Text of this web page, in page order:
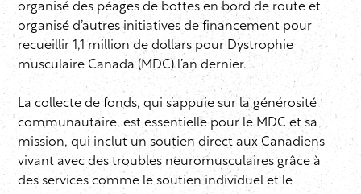
organisé des péages de bottes en bord de route et
organisé d’autres initiatives de financement pour
recueillir 1,1 million de dollars pour Dystrophie
musculaire Canada (MDC) l’an dernier.
La collecte de fonds, qui s’appuie sur la générosité
communautaire, est essentielle pour le MDC et sa
mission, qui inclut un soutien direct aux Canadiens
vivant avec des troubles neuromusculaires grâce à
des services comme le soutien individuel et le